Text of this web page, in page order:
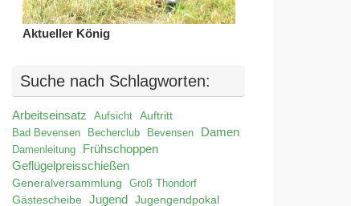
Aktueller König
Suche nach Schlagworten:
Arbeitseinsatz Aufsicht Auftritt
Bad Bevensen Becherclub Bevensen Damen
Damenleitung Frühschoppen
Geflügelpreisschießen
Generalversammlung
Groß Thondorf
Gästescheibe
Jugend Jugengendpokal